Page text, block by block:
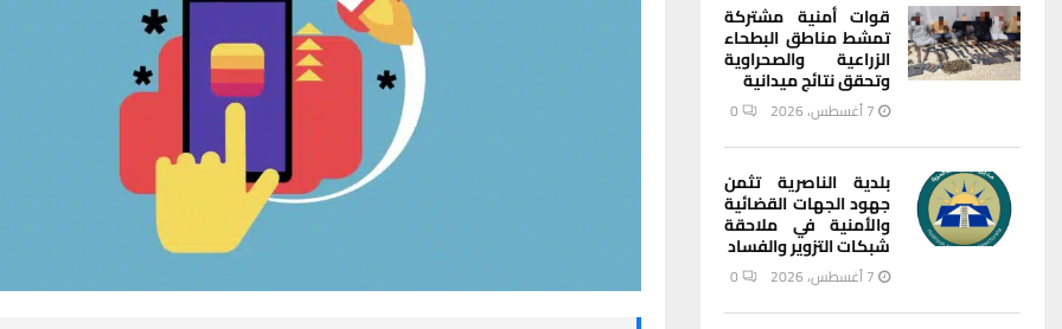
قوات أمنية مشتركة
تمشط مناطق البطحاء
الزراعية والصحراوية
وتحقق نتائج ميدانية
7 أغسطس، 2026 0
بلدية الناصرية تثمن
جهود الجهات القضائية
والأمنية في ملاحقة
شبكات التزوير والفساد
7 أغسطس، 2026 0